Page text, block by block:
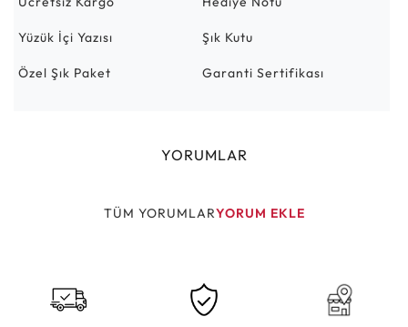
Yüzük İçi Yazısı Şık Kutu
Özel Şık Paket Garanti Sertifikası
YORUMLAR
TÜM YORUMLARYORUM EKLE